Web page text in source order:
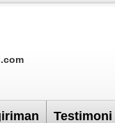
Testimoni